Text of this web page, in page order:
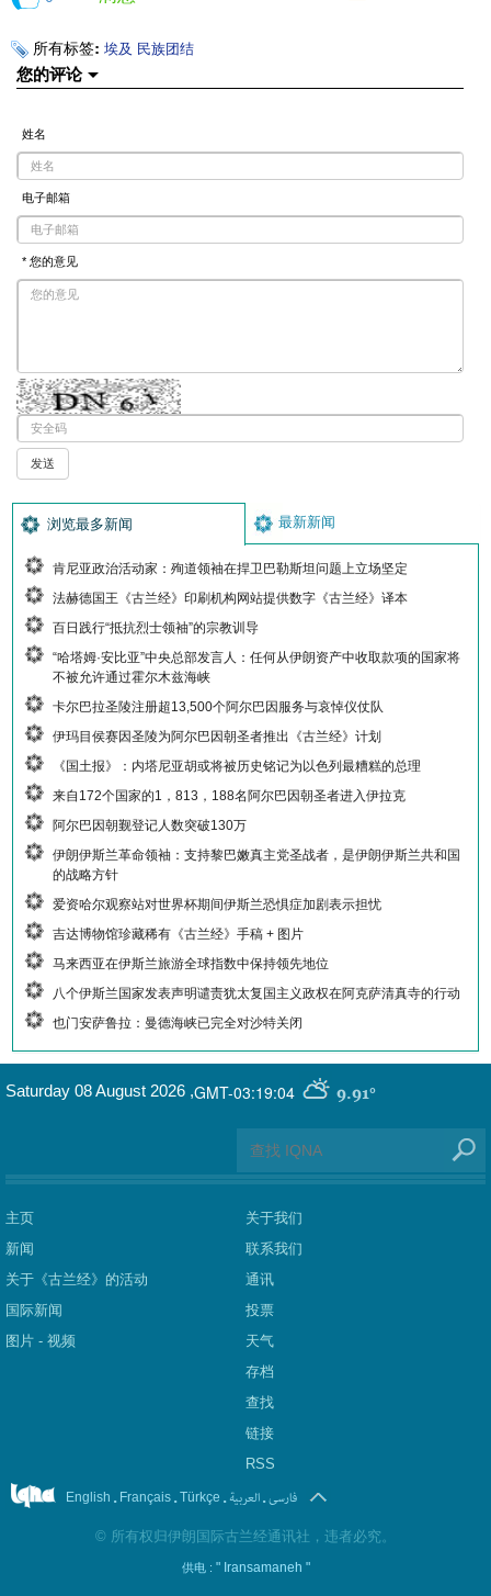
所有标签: 埃及 民族团结
您的评论
姓名
电子邮箱
* 您的意见
浏览最多新闻 最新新闻
肯尼亚政治活动家：殉道领袖在捍卫巴勒斯坦问题上立场坚定
法赫德国王《古兰经》印刷机构网站提供数字《古兰经》译本
百日践行“抵抗烈士领袖”的宗教训导
“哈塔姆·安比亚”中央总部发言人：任何从伊朗资产中收取款项的国家将
不被允许通过霍尔木兹海峡
卡尔巴拉圣陵注册超13,500个阿尔巴因服务与哀悼仪仗队
伊玛目侯赛因圣陵为阿尔巴因朝圣者推出《古兰经》计划
《国土报》：内塔尼亚胡或将被历史铭记为以色列最糟糕的总理
来自172个国家的1，813，188名阿尔巴因朝圣者进入伊拉克
阿尔巴因朝觐登记人数突破130万
伊朗伊斯兰革命领袖：支持黎巴嫩真主党圣战者，是伊朗伊斯兰共和国
的战略方针
爱资哈尔观察站对世界杯期间伊斯兰恐惧症加剧表示担忧
吉达博物馆珍藏稀有《古兰经》手稿 + 图片
马来西亚在伊斯兰旅游全球指数中保持领先地位
八个伊斯兰国家发表声明谴责犹太复国主义政权在阿克萨清真寺的行动
也门安萨鲁拉：曼德海峡已完全对沙特关闭
GMT-03:19:04 9.91°
Saturday 08 August 2026 ,
主页
新闻
关于《古兰经》的活动
国际新闻
图片 - 视频
关于我们
联系我们
通讯
投票
天气
存档
查找
链接
RSS
English . Français .Türkçe .العربیة.فارسی
© 所有权归伊朗国际古兰经通讯社，违者必究。
供电 : " Iransamaneh "